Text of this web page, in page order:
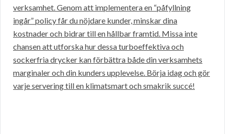
verksamhet. Genom att implementera en “påfyllning
ingår” policy får du nöjdare kunder, minskar dina
kostnader och bidrar till en hållbar framtid. Missa inte
chansen att utforska hur dessa turboeffektiva och
sockerfria drycker kan förbättra både din verksamhets
marginaler och din kunders upplevelse. Börja idag och gör
varje servering till en klimatsmart och smakrik succé!